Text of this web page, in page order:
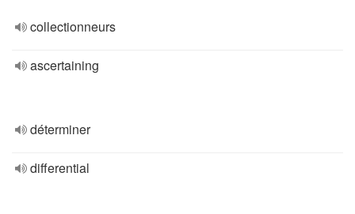
collectionneurs
ascertaining
déterminer
differential